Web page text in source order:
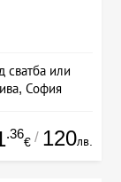
сватба или
София
.36
€ / 120лв.